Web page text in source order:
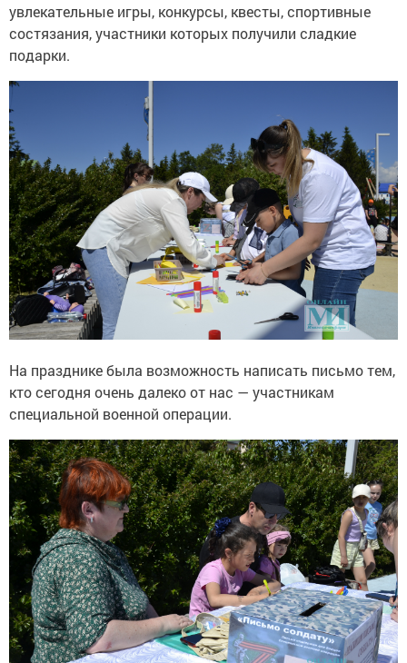
увлекательные игры, конкурсы, квесты, спортивные
состязания, участники которых получили сладкие
подарки.
На празднике была возможность написать письмо тем,
кто сегодня очень далеко от нас — участникам
специальной военной операции.